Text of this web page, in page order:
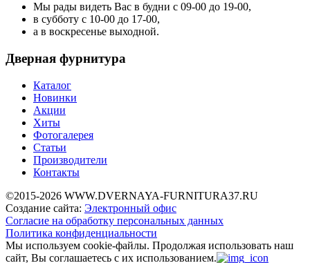
Мы рады видеть Вас в будни с 09-00 до 19-00,
в субботу с 10-00 до 17-00,
а в воскресенье выходной.
Дверная фурнитура
Каталог
Новинки
Акции
Хиты
Фотогалерея
Статьи
Производители
Контакты
©2015-2026 WWW.DVERNAYA-FURNITURA37.RU
Создание сайта: Электронный офис
Согласие на обработку персональных данных
Политика конфиденциальности
Мы используем cookie-файлы. Продолжая использовать наш
сайт, Вы соглашаетесь с их использованием.